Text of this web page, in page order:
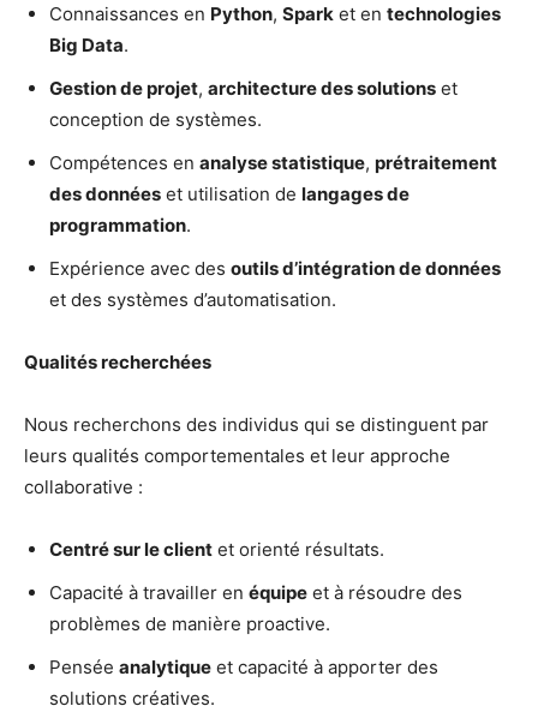
Connaissances en Python, Spark et en technologies
Big Data.
Gestion de projet, architecture des solutions et
conception de systèmes.
Compétences en analyse statistique, prétraitement
des données et utilisation de langages de
programmation.
Expérience avec des outils d’intégration de données
et des systèmes d’automatisation.
Qualités recherchées
Nous recherchons des individus qui se distinguent par
leurs qualités comportementales et leur approche
collaborative :
Centré sur le client et orienté résultats.
Capacité à travailler en équipe et à résoudre des
problèmes de manière proactive.
Pensée analytique et capacité à apporter des
solutions créatives.